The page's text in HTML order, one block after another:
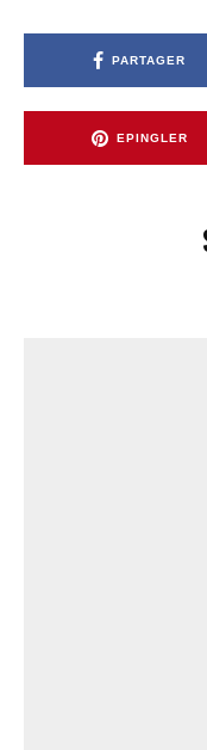
PARTAGER
EPINGLER